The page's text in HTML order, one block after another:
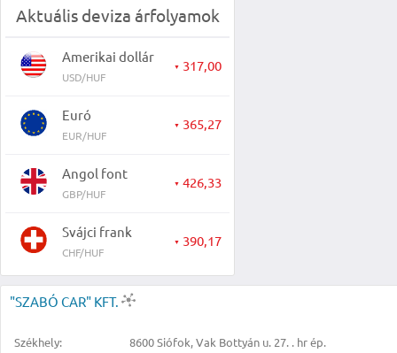
Aktuális deviza árfolyamok
Amerikai dollár
USD/HUF
▼ 317,00
Euró
EUR/HUF
▼ 365,27
Angol font
GBP/HUF
▼ 426,33
Svájci frank
CHF/HUF
▼ 390,17
"SZABÓ CAR" KFT.
Székhely:
8600 Siófok, Vak Bottyán u. 27. . hr ép.